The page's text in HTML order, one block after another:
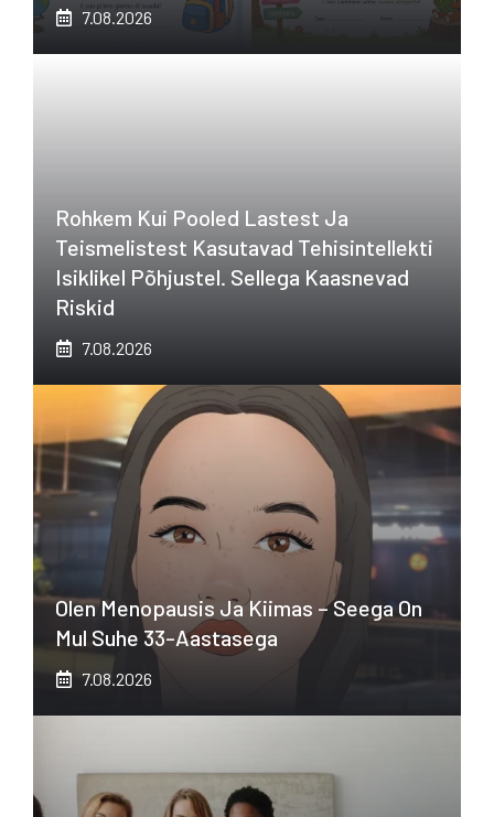
7.08.2026
Rohkem Kui Pooled Lastest Ja
Teismelistest Kasutavad Tehisintellekti
Isiklikel Põhjustel. Sellega Kaasnevad
Riskid
7.08.2026
Olen Menopausis Ja Kiimas – Seega On
Mul Suhe 33-Aastasega
7.08.2026